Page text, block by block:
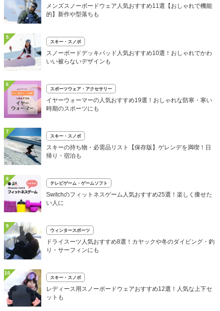
メンズスノーボードウェア人気おすすめ11選【おしゃれで機能
的】新作や型落ちも
5
スキー・スノボ
スノーボードデッキパッド人気おすすめ10選！おしゃれでかわ
いい被らないデザインも
6
スポーツウェア・アクセサリー
イヤーウォーマーの人気おすすめ19選！おしゃれな防寒・寒い
時期のスポーツにも
7
スキー・スノボ
スキーの持ち物・必需品リスト【保存版】ゲレンデを満喫！日
帰り・宿泊も
8
テレビゲーム・ゲームソフト
Switchのフィットネスゲーム人気おすすめ25選！楽しく痩せた
い人に
9
ウィンタースポーツ
ドライスーツ人気おすすめ8選！カヤックや冬のダイビング・釣
り・サーフィンにも
10
スキー・スノボ
レディース用スノーボードウェアおすすめ12選！人気な上下セ
ットも